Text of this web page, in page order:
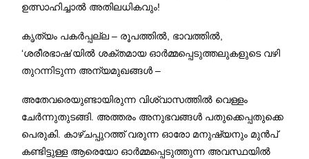
ഉത്സാഹിച്ചാല്‍ അതിലധികവും!
കൃത്യം പകര്‍പ്പല്ല – രൂപത്തില്‍, ഭാവത്തില്‍,
‘ശരീരഭാഷ’യില്‍ ശക്തമായ ഓര്‍മ്മപ്പെടുത്തലുകളുടെ വഴി
തുറന്നിടുന്ന അന്യമുഖങ്ങള്‍ –
അതേവരെയുണ്ടായിരുന്ന വിശ്വാസത്തില്‍ വെള്ളം
ചേര്‍ന്നുതുടങ്ങി. അത്തരം അനുഭവങ്ങള്‍ പതുക്കെപ്പതുക്കെ
പെരുകി. കാഴ്ചപ്പുറത്ത് വരുന്ന ഓരോ മനുഷ്യനും മുന്‍പ്
കണ്ടിട്ടുള്ള ആരെയോ ഓര്‍മ്മപ്പെടുത്തുന്ന അവസ്ഥയില്‍